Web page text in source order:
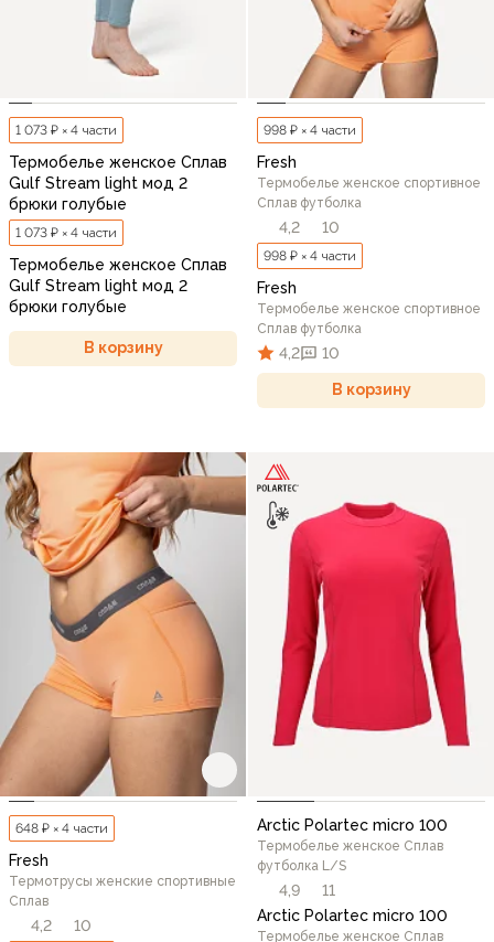
1 073 ₽ × 4 части
Термобелье женское Сплав
Gulf Stream light мод 2
брюки голубые
1 073 ₽ × 4 части
Термобелье женское Сплав
Gulf Stream light мод 2
брюки голубые
В корзину
998 ₽ × 4 части
Fresh
Термобелье женское спортивное
Сплав футболка
4,2 10
998 ₽ × 4 части
Fresh
Термобелье женское спортивное
Сплав футболка
4,2 10
В корзину
648 ₽ × 4 части
Fresh
Термотрусы женские спортивные
Сплав
4,2 10
Arctic Polartec micro 100
Термобелье женское Сплав
футболка L/S
4,9
11
Arctic Polartec micro 100
Термобелье женское Сплав